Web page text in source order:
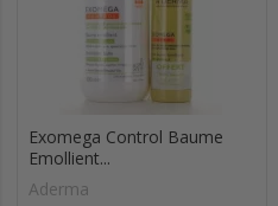
Exomega Control Baume
Emollient...
Aderma